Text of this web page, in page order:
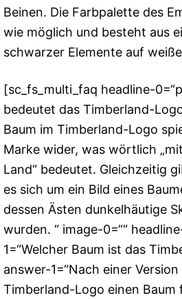
Beinen. Die Farbpalette des
wie möglich und besteht aus
schwarzer Elemente auf
[sc_fs_multi_faq headline-
bedeutet das Timberland-
Baum im Timberland-Logo
Marke wider, was wörtlich
Land“ bedeutet. Gleichzeitig
es sich um ein Bild eines
dessen Ästen dunkelhäutige
wurden. “ image-0=““
1=“Welcher Baum ist das
answer-1=“Nach einer
Timberland-Logo einen Baum